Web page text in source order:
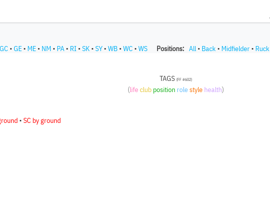
GC • GE • ME • NM • PA • RI • SK • SY• WB • WC • WS Positions: All • Back • Midfielder • Ruck